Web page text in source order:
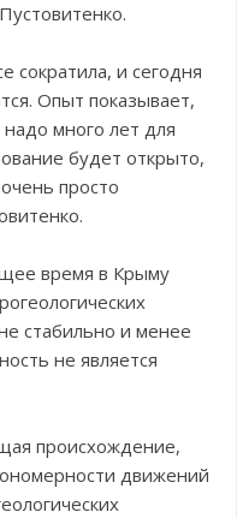
сократила, и сегодня
Опыт показывает,
много лет для
будет открыто,
просто
время в Крыму
стабильно и менее
не является
происхождение,
движений